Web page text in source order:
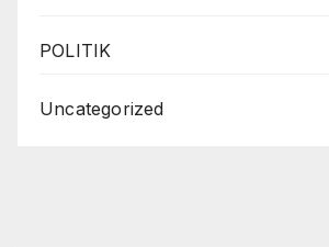
POLITIK
Uncategorized